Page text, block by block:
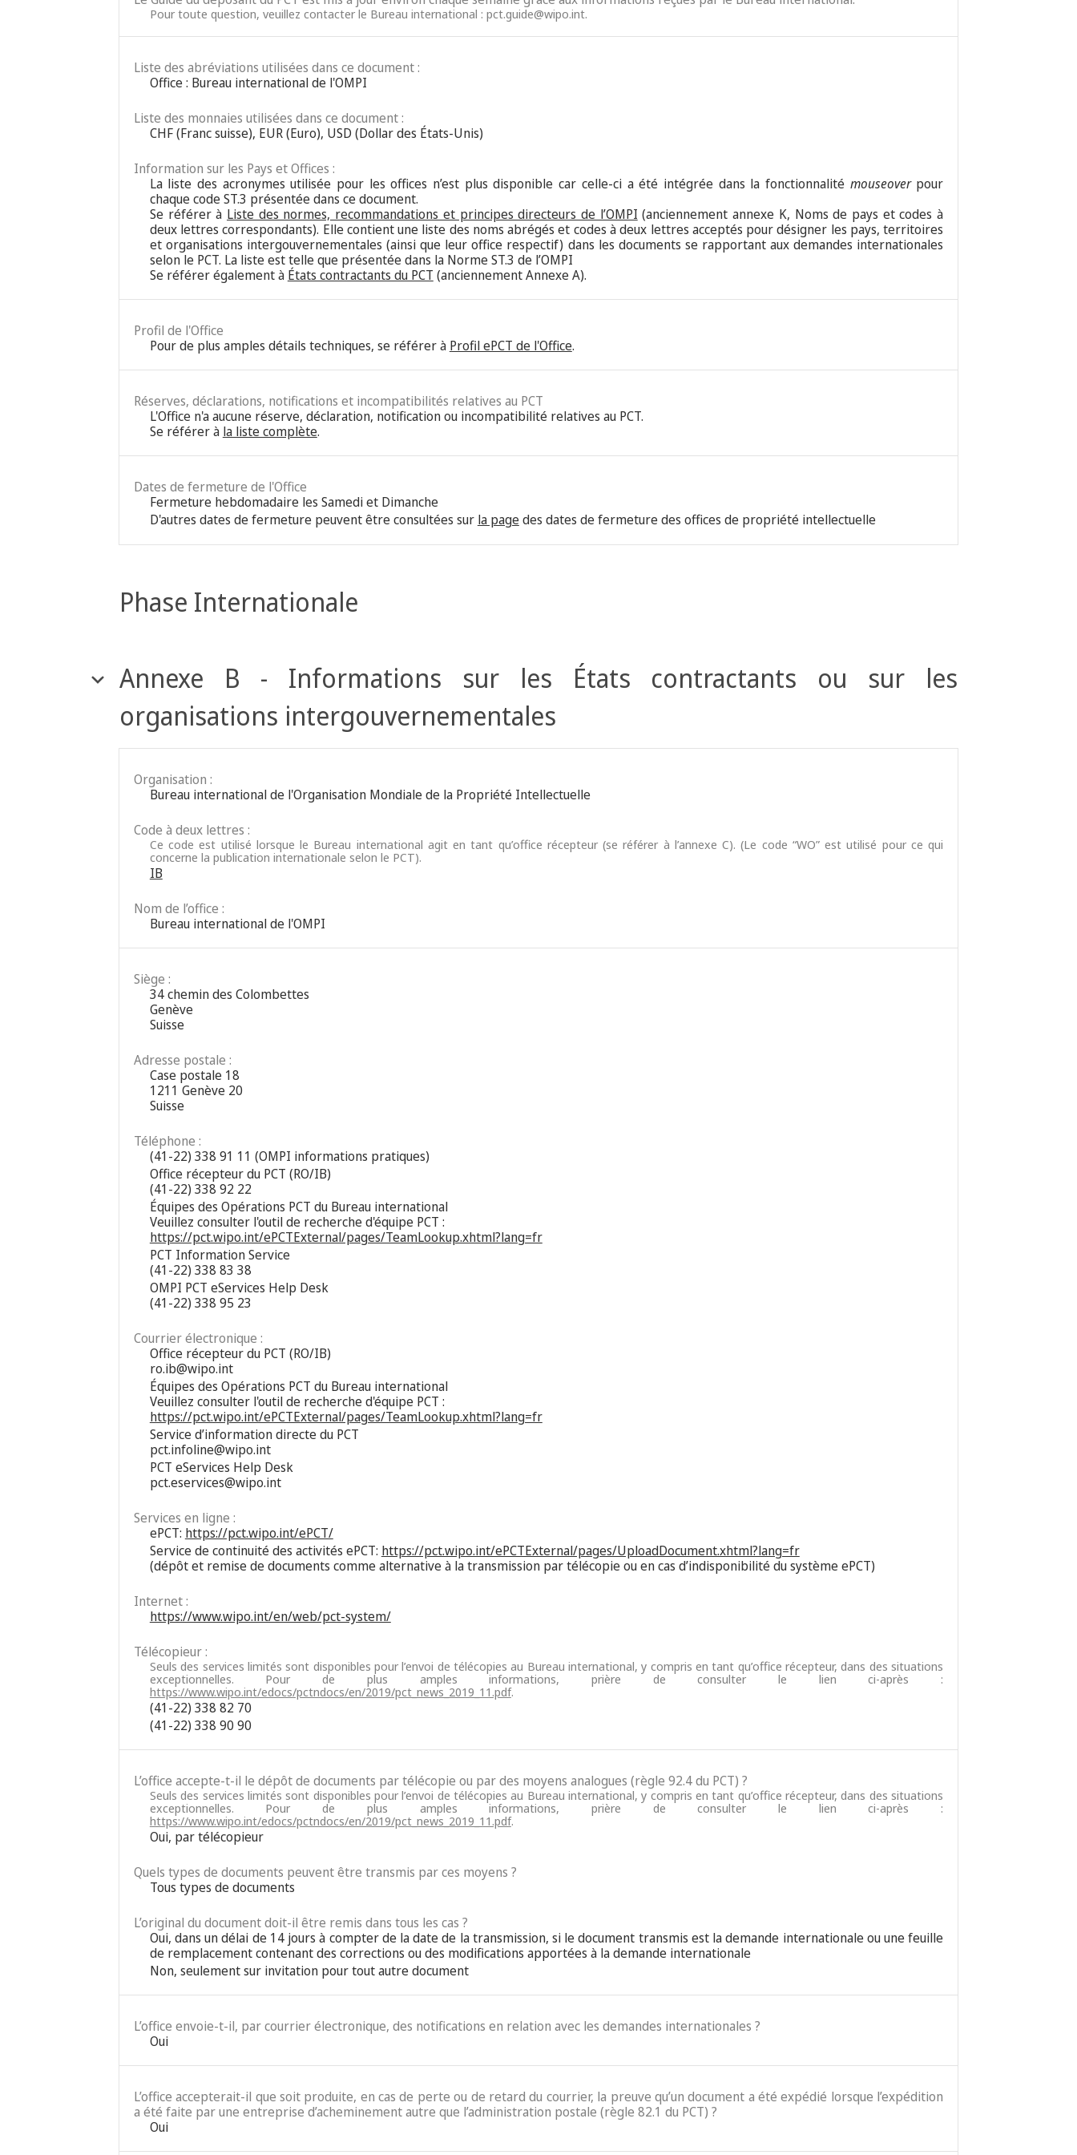
Pour toute question, veuillez contacter le Bureau international : pct.guide@wipo.int.
Liste des abréviations utilisées dans ce document :
Office : Bureau international de l'OMPI
Liste des monnaies utilisées dans ce document :
CHF (Franc suisse), EUR (Euro), USD (Dollar des États-Unis)
Information sur les Pays et Offices :
La liste des acronymes utilisée pour les offices n’est plus disponible car celle-ci a été intégrée dans la fonctionnalité mouseoverpour
chaque code ST.3 présentée dans ce document.
Se référer à Liste des normes, recommandations et principes directeurs de l’OMPI (anciennement annexe K, Noms de pays et codes à
deux lettres correspondants). Elle contient une liste des noms abrégés et codes à deux lettres acceptés pour désigner les pays, territoires
et organisations intergouvernementales (ainsi que leur office respectif) dans les documents se rapportant aux demandes internationales
selon le PCT. La liste est telle que présentée dans la Norme ST.3 de l’OMPI
Se référer également à États contractants du PCT (anciennement Annexe A).
Profil de l'Office
Pour de plus amples détails techniques, se référer à Profil ePCT de l'Office.
Réserves, déclarations, notifications et incompatibilités relatives au PCT
L'Office n'a aucune réserve, déclaration, notification ou incompatibilité relatives au PCT.
Se référer à la liste complète.
Dates de fermeture de l'Office
Fermeture hebdomadaire les Samedi et Dimanche
D'autres dates de fermeture peuvent être consultées sur la pagedes dates de fermeture des offices de propriété intellectuelle
Phase Internationale
Annexe B - Informations sur les États contractants ou sur les
organisations intergouvernementales
Organisation :
Bureau international de l'Organisation Mondiale de la Propriété Intellectuelle
Code à deux lettres :
Ce code est utilisé lorsque le Bureau international agit en tant qu’office récepteur (se référer à l’annexe C). (Le code “WO” est utilisé pour ce qui
concerne la publication internationale selon le PCT).
IB
Nom de l’office :
Bureau international de l'OMPI
Siège :
34 chemin des Colombettes
Genève
Suisse
Adresse postale :
Case postale 18
1211 Genève 20
Suisse
Téléphone :
(41-22) 338 91 11 (OMPI informations pratiques)
Office récepteur du PCT (RO/IB)
(41-22) 338 92 22
Équipes des Opérations PCT du Bureau international
Veuillez consulter l'outil de recherche d'équipe PCT :
https://pct.wipo.int/ePCTExternal/pages/TeamLookup.xhtml?lang=fr
PCT Information Service
(41-22) 338 83 38
OMPI PCT eServices Help Desk
(41-22) 338 95 23
Courrier électronique :
Office récepteur du PCT (RO/IB)
ro.ib@wipo.int
Équipes des Opérations PCT du Bureau international
Veuillez consulter l'outil de recherche d'équipe PCT :
https://pct.wipo.int/ePCTExternal/pages/TeamLookup.xhtml?lang=fr
Service d’information directe du PCT
pct.infoline@wipo.int
PCT eServices Help Desk
pct.eservices@wipo.int
Services en ligne :
ePCT: https://pct.wipo.int/ePCT/
Service de continuité des activités ePCT: https://pct.wipo.int/ePCTExternal/pages/UploadDocument.xhtml?lang=fr
(dépôt et remise de documents comme alternative à la transmission par télécopie ou en cas d’indisponibilité du système ePCT)
Internet :
https://www.wipo.int/en/web/pct-system/
Télécopieur :
Seuls des services limités sont disponibles pour l’envoi de télécopies au Bureau international, y compris en tant qu’office récepteur, dans des situations
exceptionnelles. Pour de plus amples informations, prière de consulter le lien ci-après :
https://www.wipo.int/edocs/pctndocs/en/2019/pct_news_2019_11.pdf.
(41-22) 338 82 70
(41-22) 338 90 90
L’office accepte-t-il le dépôt de documents par télécopie ou par des moyens analogues (règle 92.4 du PCT) ?
Seuls des services limités sont disponibles pour l’envoi de télécopies au Bureau international, y compris en tant qu’office récepteur, dans des situations
exceptionnelles. Pour de plus amples informations, prière de consulter le lien ci-après :
https://www.wipo.int/edocs/pctndocs/en/2019/pct_news_2019_11.pdf.
Oui, par télécopieur
Quels types de documents peuvent être transmis par ces moyens ?
Tous types de documents
L’original du document doit-il être remis dans tous les cas ?
Oui, dans un délai de 14 jours à compter de la date de la transmission, si le document transmis est la demande internationale ou une feuille
de remplacement contenant des corrections ou des modifications apportées à la demande internationale
Non, seulement sur invitation pour tout autre document
L’office envoie-t-il, par courrier électronique, des notifications en relation avec les demandes internationales ?
Oui
L’office accepterait-il que soit produite, en cas de perte ou de retard du courrier, la preuve qu’un document a été expédié lorsque l’expédition
a été faite par une entreprise d’acheminement autre que l’administration postale (règle 82.1 du PCT) ?
Oui